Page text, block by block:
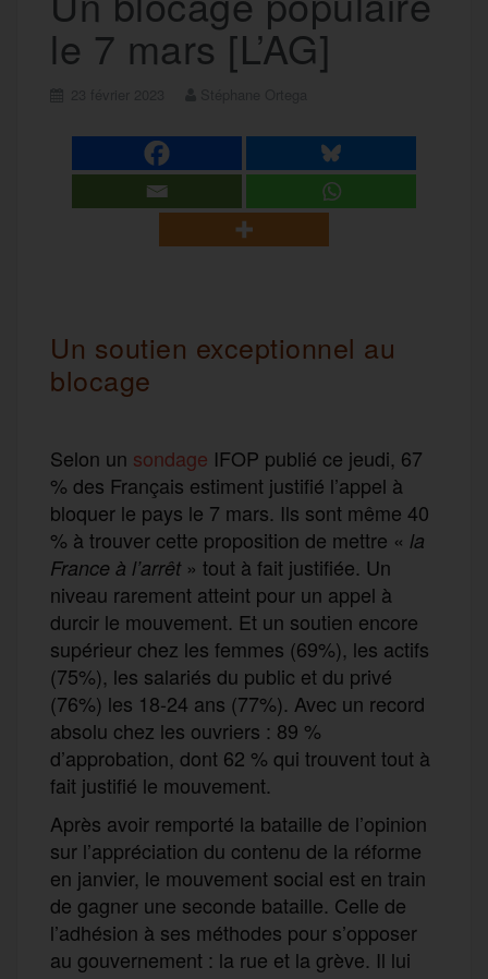
le 7 mars [L’AG]
Un soutien exceptionnel au
blocage
Selon un sondage IFOP publié ce jeudi, 67
% des Français estiment justifié l’appel à
bloquer le pays le 7 mars. Ils sont même 40
% à trouver cette proposition de mettre « la
France à l’arrêt » tout à fait justifiée. Un
niveau rarement atteint pour un appel à
durcir le mouvement. Et un soutien encore
supérieur chez les femmes (69%), les actifs
(75%), les salariés du public et du privé
(76%) les 18-24 ans (77%). Avec un record
absolu chez les ouvriers : 89 %
d’approbation, dont 62 % qui trouvent tout à
fait justifié le mouvement.
Après avoir remporté la bataille de l’opinion
sur l’appréciation du contenu de la réforme
en janvier, le mouvement social est en train
de gagner une seconde bataille. Celle de
l’adhésion à ses méthodes pour s’opposer
au gouvernement : la rue et la grève. Il lui